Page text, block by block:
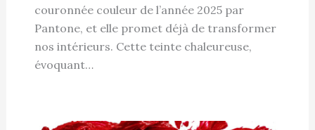
couronnée couleur de l’année 2025 par
Pantone, et elle promet déjà de transformer
nos intérieurs. Cette teinte chaleureuse,
évoquant…